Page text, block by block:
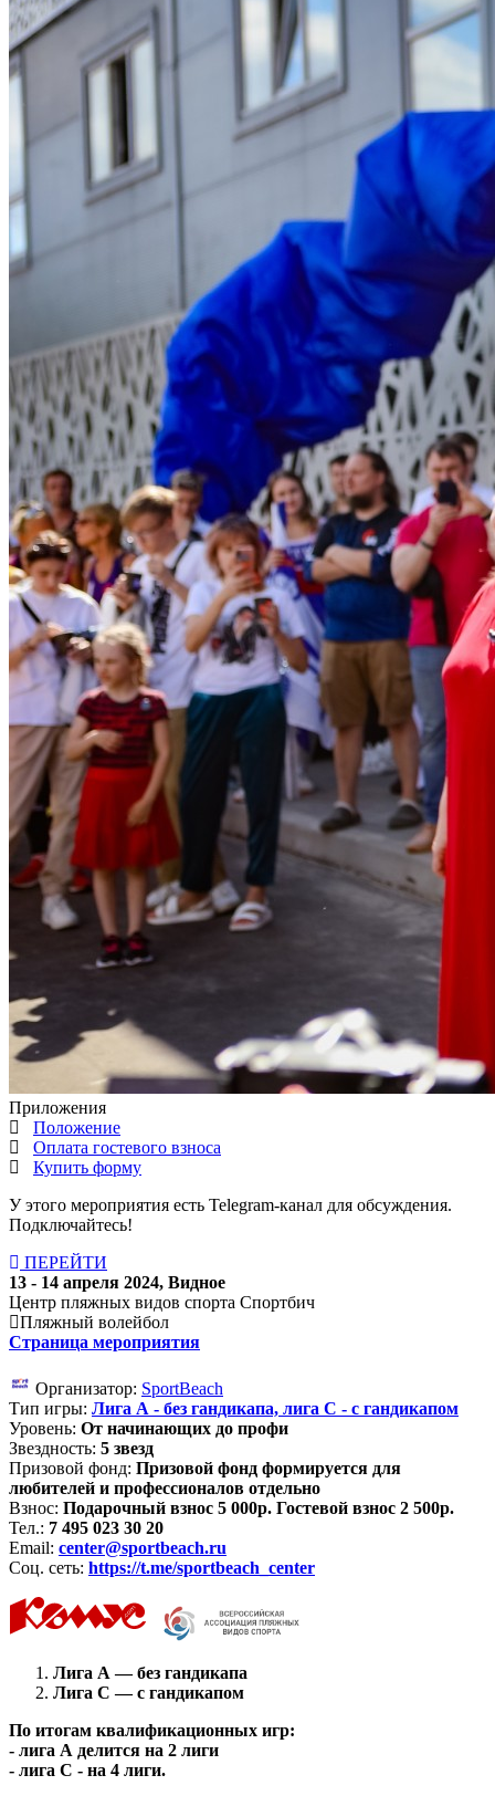
Приложения
Положение
Оплата гостевого взноса
Купить форму
У этого мероприятия есть Telegram-канал для обсуждения.
Подключайтесь!
ПЕРЕЙТИ
13 - 14 апреля 2024, Видное
Центр пляжных видов спорта Спортбич
Пляжный волейбол
Страница мероприятия
Организатор: SportBeach
Тип игры: Лига А - без гандикапа, лига С - с гандикапом
Уровень: От начинающих до профи
Звездность: 5 звезд
Призовой фонд: Призовой фонд формируется для
любителей и профессионалов отдельно
Взнос: Подарочный взнос 5 000р. Гостевой взнос 2 500р.
Тел.: 7 495 023 30 20
Email: center@sportbeach.ru
Соц. сеть: https://t.me/sportbeach_center
Лига А — без гандикапа
Лига С — с гандикапом
По итогам квалификационных игр:
- лига А делится на 2 лиги
- лига С - на 4 лиги.